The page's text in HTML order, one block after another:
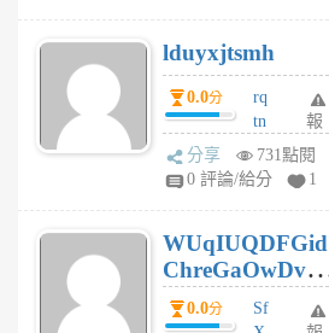
月
前
lduyxjtsmh
0.0分
rq
tn
jt
gl
個
月
前
報
分享
731點閱
0 評論/給分
1
WUqIUQDFGid
ChreGaOwDv
dY0.0分
Sf